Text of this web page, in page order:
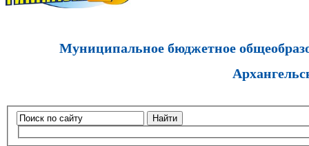
Муниципальное бюджетное
Найти